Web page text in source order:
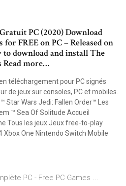
PC (2020) Download
for FREE on PC – Released on
to download and install The
Read more…
téléchargement pour PC signés
de jeux sur consoles, PC et mobiles.
Star Wars Jedi: Fallen Order™ Les
™ Sea Of Solitude Accueil
Tous les jeux Jeux free-to-play
One Nintendo Switch Mobile
PC - Free PC Games ...